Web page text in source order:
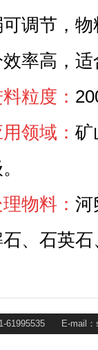
调节，
率高，
粒度：
领域： 矿
物料： 河
、石英
61995535 E-mail